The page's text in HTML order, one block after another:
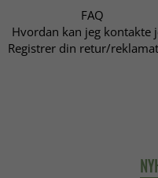
FAQ
Hvordan kan jeg kontakte
Registrer din retur/